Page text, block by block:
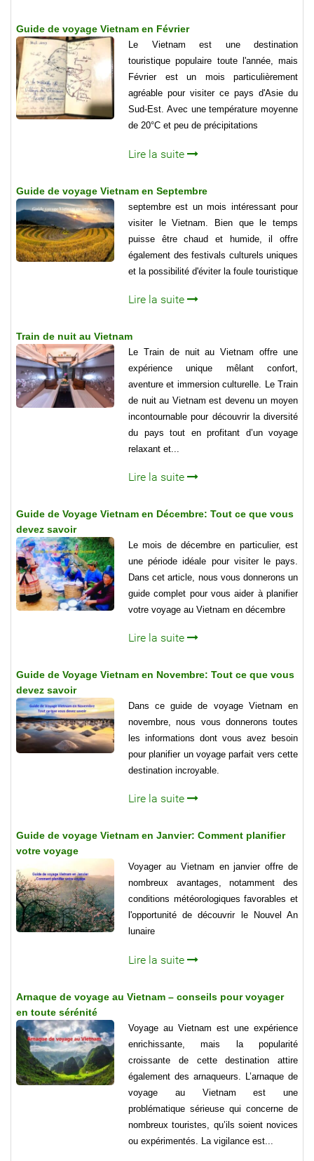
Guide de voyage Vietnam en Février
Le Vietnam est une destination
touristique populaire toute l'année, mais
Février est un mois particulièrement
agréable pour visiter ce pays d'Asie du
Sud-Est. Avec une température moyenne
de 20°C et peu de précipitations
Lire la suite
Guide de voyage Vietnam en Septembre
septembre est un mois intéressant pour
visiter le Vietnam. Bien que le temps
puisse être chaud et humide, il offre
également des festivals culturels uniques
et la possibilité d'éviter la foule touristique
Lire la suite
Train de nuit au Vietnam
Le Train de nuit au Vietnam offre une
expérience unique mêlant confort,
aventure et immersion culturelle. Le Train
de nuit au Vietnam est devenu un moyen
incontournable pour découvrir la diversité
du pays tout en profitant d’un voyage
relaxant et...
Lire la suite
Guide de Voyage Vietnam en Décembre: Tout ce que vous
devez savoir
Le mois de décembre en particulier, est
une période idéale pour visiter le pays.
Dans cet article, nous vous donnerons un
guide complet pour vous aider à planifier
votre voyage au Vietnam en décembre
Lire la suite
Guide de Voyage Vietnam en Novembre: Tout ce que vous
devez savoir
Dans ce guide de voyage Vietnam en
novembre, nous vous donnerons toutes
les informations dont vous avez besoin
pour planifier un voyage parfait vers cette
destination incroyable.
Lire la suite
Guide de voyage Vietnam en Janvier: Comment planifier
votre voyage
Voyager au Vietnam en janvier offre de
nombreux avantages, notamment des
conditions météorologiques favorables et
l'opportunité de découvrir le Nouvel An
lunaire
Lire la suite
Arnaque de voyage au Vietnam – conseils pour voyager
en toute sérénité
Voyage au Vietnam est une expérience
enrichissante, mais la popularité
croissante de cette destination attire
également des arnaqueurs. L’arnaque de
voyage au Vietnam est une
problématique sérieuse qui concerne de
nombreux touristes, qu’ils soient novices
ou expérimentés. La vigilance est...